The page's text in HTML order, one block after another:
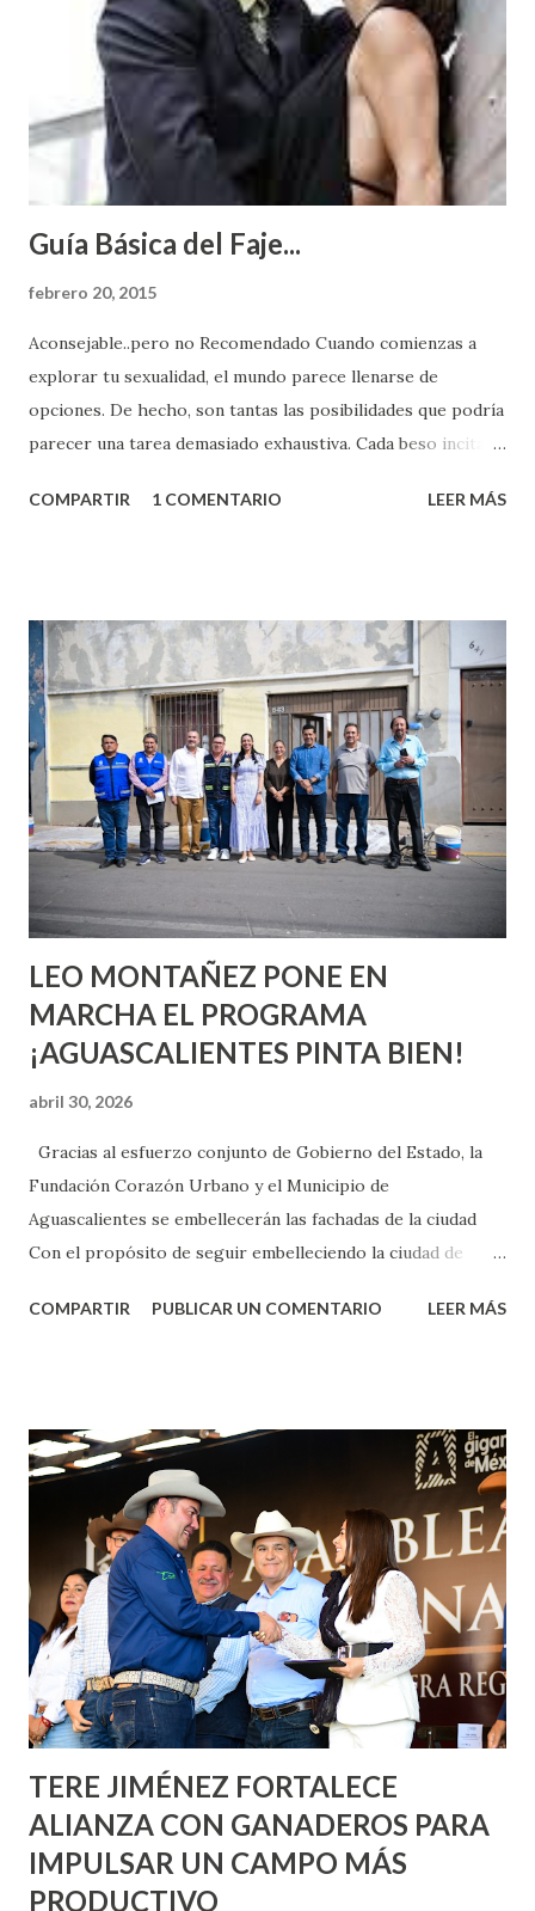
Guía Básica del Faje...
febrero 20, 2015
Aconsejable..pero no Recomendado Cuando comienzas a
explorar tu sexualidad, el mundo parece llenarse de
opciones. De hecho, son tantas las posibilidades que podría
parecer una tarea demasiado exhaustiva. Cada beso incita
partes de ti que jamás hubieras imaginado. El problema es
conoces ni la mitad de lo que deberías saber. Pero incluso
quienes ya han tenido relaciones sexuales no son expertos
o expertas en el tema. Siempre hay algo nuevo que
aprender y nuevas experiencias que conocer. Si eres una
chica y aún no has tenido relaciones sexuales, tal vez
pienses que el sexo será increíble y no puedas esperar para
experimentarlo, pero como cualquier persona con
experiencia te dirá, siempre es mejor cuando ambas partes
son suficientemen...
COMPARTIR 1 COMENTARIO LEER MÁS
LEO MONTAÑEZ PONE EN
MARCHA EL PROGRAMA
¡AGUASCALIENTES PINTA BIEN!
abril 30, 2026
Gracias al esfuerzo conjunto de Gobierno del Estado, la
Fundación Corazón Urbano y el Municipio de
Aguascalientes se embellecerán las fachadas de la ciudad
Con el propósito de seguir embelleciendo la ciudad de
municipal, Leo Montañez dio inicio al programa
Corazón Urbano y el Municipio capital. Leo Montañez
informó que en este programa se usarán cerca de 90 mil
metros cuadrados de pintura, para dar inicio en la calle
Nieto, entre Jesús F. Elizondo y la calle 22 de Octubre, con
lo que se aplicará pintura en 66 casas. Posteriormente se
llevará este programa a Villas de Nuestra Señora de la
Asunción, Avenida Alameda y Decreto 27 de Septiembre, en
los edificios FOVISSSTE Ojo de Agua, en la comunidad
Norias de Paso Hondo y en los edificios de...
COMPARTIR PUBLICAR UN COMENTARIO LEER MÁS
TERE JIMÉNEZ FORTALECE
ALIANZA CON GANADEROS PARA
IMPULSAR UN CAMPO MÁS
PRODUCTIVO